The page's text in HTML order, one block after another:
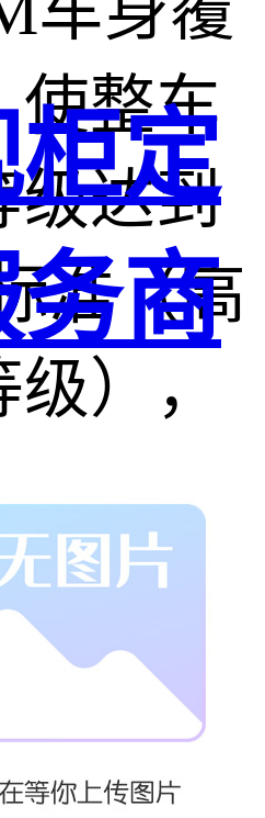
使整车
级达到
准（高
），
能源汽
化与耐
协同发
定
商